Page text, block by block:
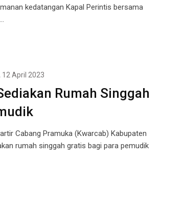
kedatangan Kapal Perintis bersama
12 April 2023
Rumah Singgah
Cabang Pramuka (Kwarcab) Kabupaten
rumah singgah gratis bagi para pemudik